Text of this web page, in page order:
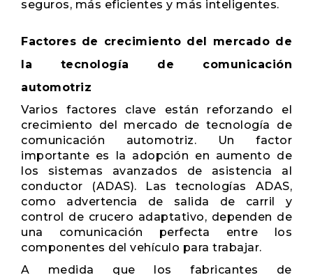
seguros, más eficientes y más inteligentes.
Factores de crecimiento del mercado de
la tecnología de comunicación
automotriz
Varios factores clave están reforzando el
crecimiento del mercado de tecnología de
comunicación automotriz. Un factor
importante es la adopción en aumento de
los sistemas avanzados de asistencia al
conductor (ADAS). Las tecnologías ADAS,
como advertencia de salida de carril y
control de crucero adaptativo, dependen de
una comunicación perfecta entre los
componentes del vehículo para trabajar.
A medida que los fabricantes de